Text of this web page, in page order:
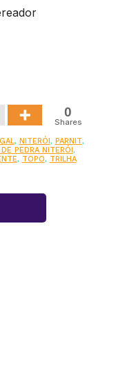
0
Shares
, NITERÓI, PARNIT,
PEDRA NITERÓI,
, TOPO, TRILHA